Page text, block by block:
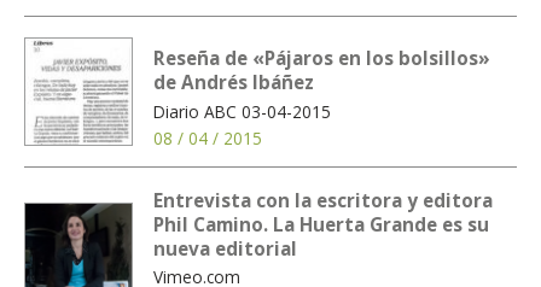
Reseña de «Pájaros en los bolsillos»
de Andrés Ibáñez
Diario ABC 03-04-2015
08 / 04 / 2015
Entrevista con la escritora y editora
Phil Camino. La Huerta Grande es su
nueva editorial
Vimeo.com